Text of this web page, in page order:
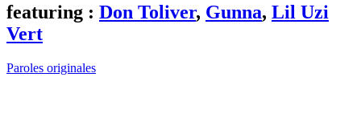
featuring : Don Toliver, Gunna, Lil Uzi
Vert
Paroles originales